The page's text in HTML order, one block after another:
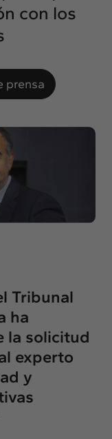
157 662
con los
prensa
Tribunal
ha
la solicitud
experto
y